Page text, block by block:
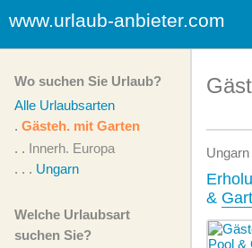
www.urlaub-anbieter.com
Wo suchen Sie Urlaub?
Alle Urlaubsarten
. Gästeh. mit Garten
. . Innerh. Europa
. . . Ungarn
Welche Urlaubsart
suchen Sie?
Ungarn
&